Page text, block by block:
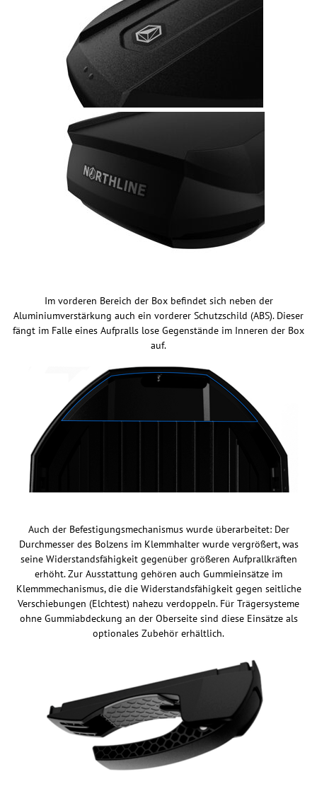
Im vorderen Bereich der Box befindet sich neben der
Aluminiumverstärkung auch ein vorderer Schutzschild (ABS). Dieser
fängt im Falle eines Aufpralls lose Gegenstände im Inneren der Box
auf.
Auch der Befestigungsmechanismus wurde überarbeitet: Der
Durchmesser des Bolzens im Klemmhalter wurde vergrößert, was
seine Widerstandsfähigkeit gegenüber größeren Aufprallkräften
erhöht. Zur Ausstattung gehören auch Gummieinsätze im
Klemmmechanismus, die die Widerstandsfähigkeit gegen seitliche
Verschiebungen (Elchtest) nahezu verdoppeln. Für Trägersysteme
ohne Gummiabdeckung an der Oberseite sind diese Einsätze als
optionales Zubehör erhältlich.